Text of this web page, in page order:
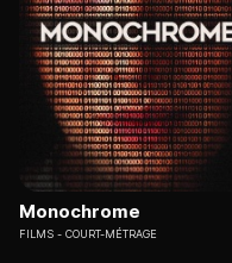
Monochrome
FILMS COURT-MÉTRAGE